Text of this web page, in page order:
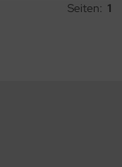
Seiten: 1